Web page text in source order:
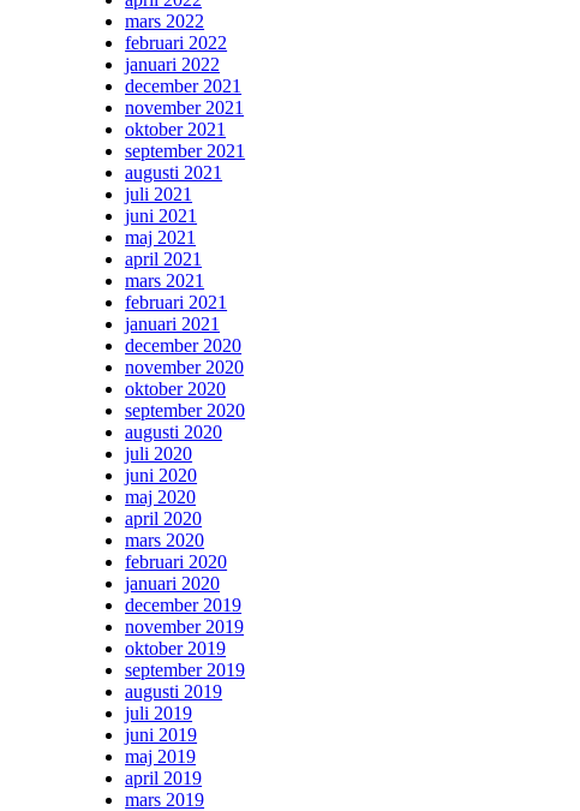
mars 2022
februari 2022
januari 2022
december 2021
november 2021
oktober 2021
september 2021
augusti 2021
juli 2021
juni 2021
maj 2021
april 2021
mars 2021
februari 2021
januari 2021
december 2020
november 2020
oktober 2020
september 2020
augusti 2020
juli 2020
juni 2020
maj 2020
april 2020
mars 2020
februari 2020
januari 2020
december 2019
november 2019
oktober 2019
september 2019
augusti 2019
juli 2019
juni 2019
maj 2019
april 2019
mars 2019